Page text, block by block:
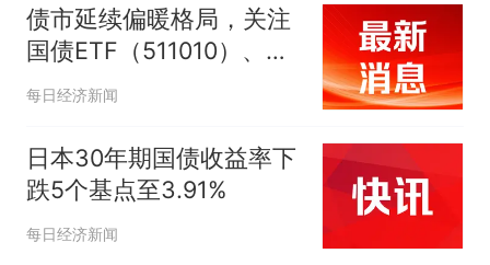
金融早参
债市延续偏暖格局，关注
国债ETF（511010）、十
年国债ETF（511260）
每日经济新闻
日本30年期国债收益率下
跌5个基点至3.91%
每日经济新闻